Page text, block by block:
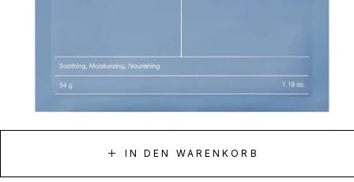
IN DEN WARENKORB